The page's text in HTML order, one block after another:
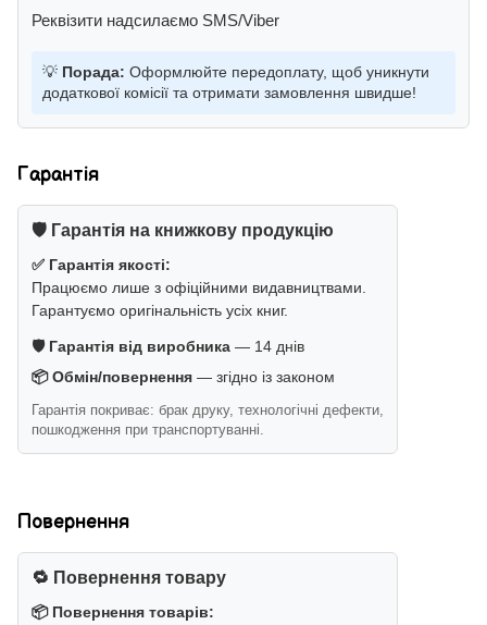
Реквізити надсилаємо SMS/Viber
💡 Порада: Оформлюйте передоплату, щоб уникнути
додаткової комісії та отримати замовлення швидше!
Гарантія
🛡️ Гарантія на книжкову продукцію
✅ Гарантія якості:
Працюємо лише з офіційними видавництвами.
Гарантуємо оригінальність усіх книг.
🛡️ Гарантія від виробника — 14 днів
📦 Обмін/повернення — згідно із законом
Гарантія покриває: брак друку, технологічні дефекти,
пошкодження при транспортуванні.
Повернення
🔁 Повернення товару
📦 Повернення товарів: